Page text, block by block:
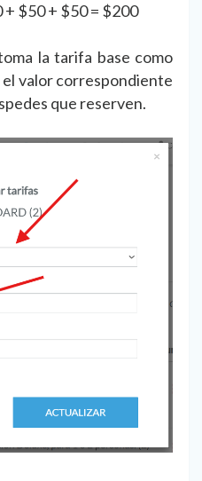
$50 + $50 = $200
la tarifa base como
valor correspondiente
que reserven.